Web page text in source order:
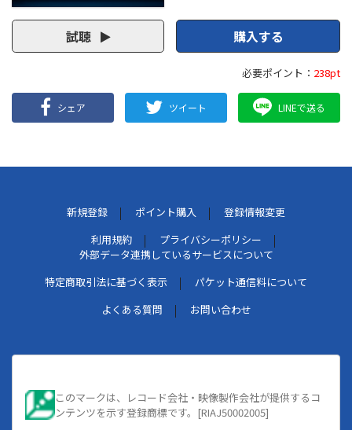
試聴 購入する
必要ポイント： 238pt
シェア ツイート LINEで送る
新規登録 ポイント購入
登録情報変更
利用規約
プライバシーポリシー
外部データ連携しているサービスについて
特定商取引法に基づく表示
パケット通信料について
よくある質問
お問い合わせ
このマークは、レコード会社・映像製作会社が提供するコ
ンテンツを示す登録商標です。[RIAJ50002005]